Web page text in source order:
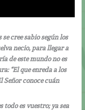
se cree sabio según los
necio, para llegar a
de este mundo no es
“El que enreda a los
Señor conoce cuán
todo es vuestro; ya sea